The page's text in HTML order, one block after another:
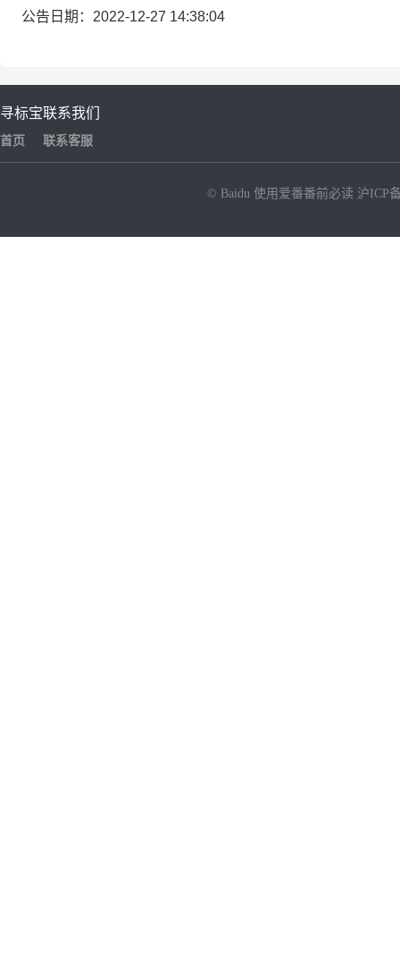
公告日期：2022-12-27 14:38:04
寻标宝
首页
联系我们
联系客服
© Baidu 使用爱番番前必读 沪ICP